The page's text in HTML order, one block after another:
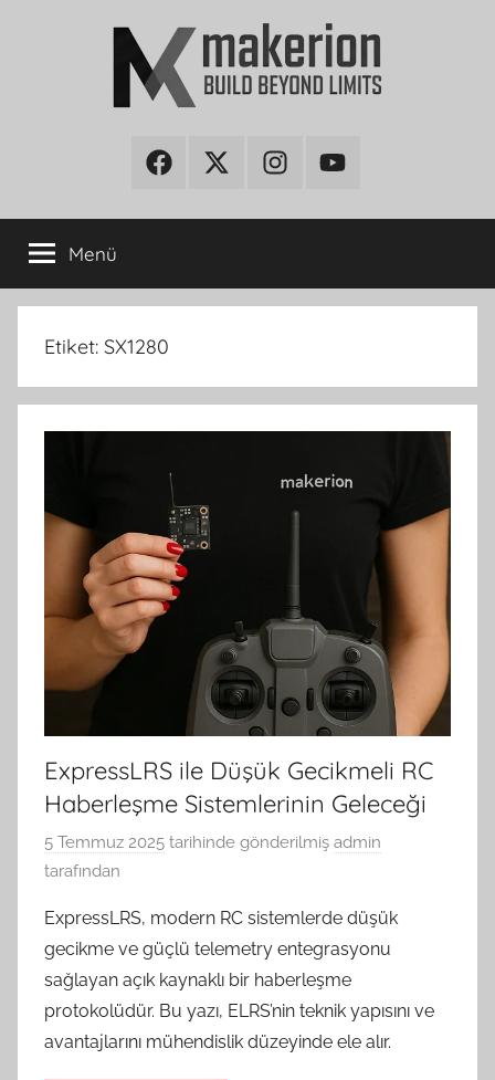
makerionFacebookTwitter InstagramYoutube
Menü
Etiket: SX1280
ExpressLRS ile Düşük Gecikmeli RC
Haberleşme Sistemlerinin Geleceği
5 Temmuz 2025 tarihinde gönderilmiş admin
tarafından
ExpressLRS, modern RC sistemlerde düşük
gecikme ve güçlü telemetry entegrasyonu
sağlayan açık kaynaklı bir haberleşme
protokolüdür. Bu yazı, ELRS’nin teknik yapısını ve
avantajlarını mühendislik düzeyinde ele alır.